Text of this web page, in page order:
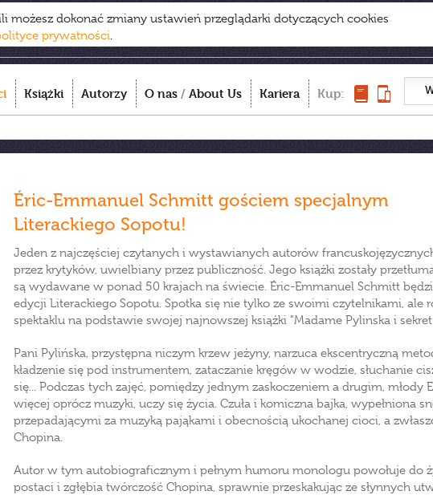
możesz dokonać zmiany ustawień przeglądarki dotyczących cookies
prywatności.
Książki Autorzy O nas / About Us Kariera Kup:
Éric-Emmanuel Schmitt gościem specjalnym
Literackiego Sopotu!
Jeden z najczęściej czytanych i wystawianych autorów
przez krytyków, uwielbiany przez publiczność. Jego książki zostały
są wydawane w ponad 50 krajach na świecie. Éric-Emmanuel Schmitt
edycji Literackiego Sopotu. Spotka się nie tylko ze swoimi czytelnikami, ale
spektaklu na podstawie swojej najnowszej książki "Madame Pylinska i
Pani Pylińska, przystępna niczym krzew jeżyny, narzuca ekscentryczną
kładzenie się pod instrumentem, zataczanie kręgów w wodzie, słuchanie
się... Podczas tych zajęć, pomiędzy jednym zaskoczeniem a drugim, młody
więcej oprócz muzyki, uczy się życia. Czuła i komiczna bajka, wypełniona
przepadającymi za muzyką pająkami i obecnością ukochanej cioci, a
Chopina.
Autor w tym autobiograficznym i pełnym humoru monologu powołuje do
postaci i zgłębia twórczość Chopina, sprawnie przeskakując ze słynnych